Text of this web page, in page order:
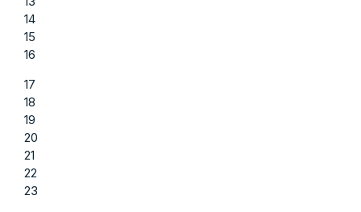
14
15
16
17
18
19
20
21
22
23